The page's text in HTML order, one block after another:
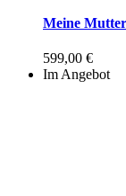
Meine
599,00 €
Im Angebot